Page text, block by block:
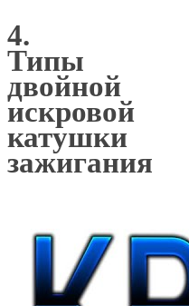
4.
Типы
двойной
искровой
катушки
зажигания